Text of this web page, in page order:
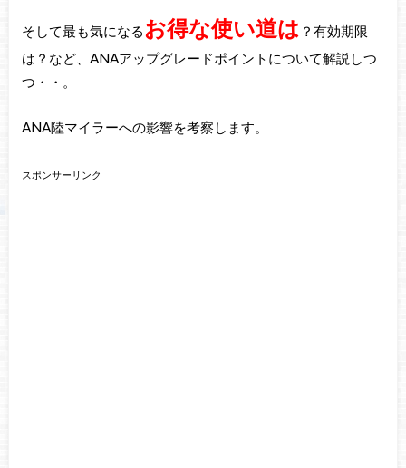
そして最も気になる お得な使い道は ？有効期限
は？など、ANAアップグレードポイントについて解説しつ
つ・・。
ANA陸マイラーへの影響を考察します。
スポンサーリンク